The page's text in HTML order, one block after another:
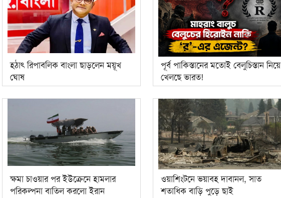
হঠাৎ রিপাবলিক বাংলা ছাড়লেন ময়ূখ
ঘোষ
পূর্ব পাকিস্তানের মতোই বেলুচিস্তান নিয়ে
খেলছে ভারত!
ক্ষমা চাওয়ার পর ইউক্রেনে হামলার
পরিকল্পনা বাতিল করলো ইরান
ওয়াশিংটনে ভয়াবহ দাবানল, সাত
শতাধিক বাড়ি পুড়ে ছাই